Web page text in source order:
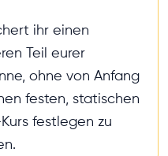
ihr einen
Teil eurer
ohne von Anfang
festen, statischen
festlegen zu